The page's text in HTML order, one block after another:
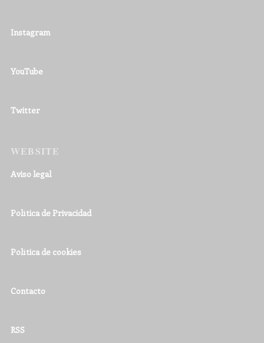
Instagram
YouTube
Twitter
WEBSITE
Aviso legal
Política de Privacidad
Política de cookies
Contacto
RSS